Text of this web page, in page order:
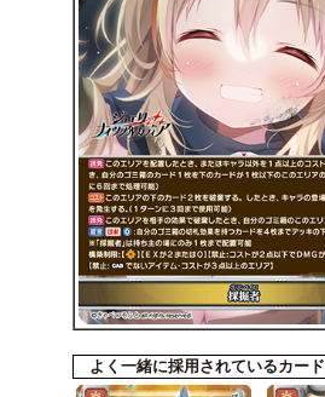
よく一緒に採用されているカード